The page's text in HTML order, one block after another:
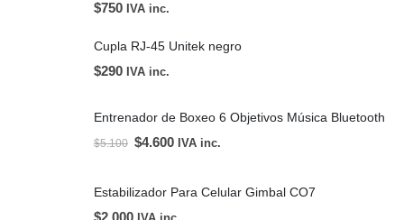
$750 IVA inc.
Cupla RJ-45 Unitek negro
$290 IVA inc.
Entrenador de Boxeo 6 Objetivos Música Bluetooth
$5.100 $4.600 IVA inc.
Estabilizador Para Celular Gimbal CO7